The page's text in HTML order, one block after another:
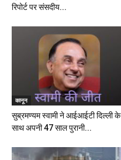
रिपोर्ट पर संसदीय...
कानून
सुब्रमण्यम स्वामी ने आईआईटी दिल्ली के
साथ अपनी 47 साल पुरानी...